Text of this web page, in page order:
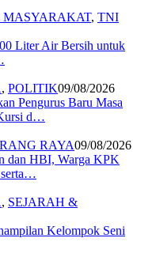
MASYARAKAT, TNI
Liter Air Bersih untuk
, POLITIK09/08/2026
Pengurus Baru Masa
d…
RAYA09/08/2026
dan HBI, Warga KPK
serta…
, SEJARAH &
Kelompok Seni